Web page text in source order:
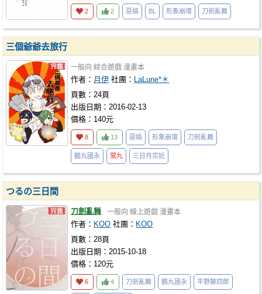
2 2 惡搞 BL 形象崩壞 刀劍亂舞
三個爺爺去旅行
一般向 綜合遊戲 漫畫本
作者： 月伊 社團： LaLune*＊
頁數：24頁
出版日期：2016-02-13
價格：140元
8 13 惡搞 形象崩壞 刀劍亂舞
鶴丸國永 鶯丸 三日月宗近
つるの三日間
刀劍亂舞 一般向 線上遊戲 漫畫本
作者： KOO 社團： KOO
頁數：28頁
出版日期：2015-10-18
價格：120元
6 4 刀劍亂舞 鶴丸國永 平野藤四郎